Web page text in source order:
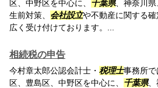
区、中野区を中心に、 千葉県、神奈川
生前対策、 会社設立や不動産に関する
広く受け付けております。...
相続税の申告
今村章太郎公認会計士・ 税理士事務所
区、豊島区、中野区を中心に、 千葉県、